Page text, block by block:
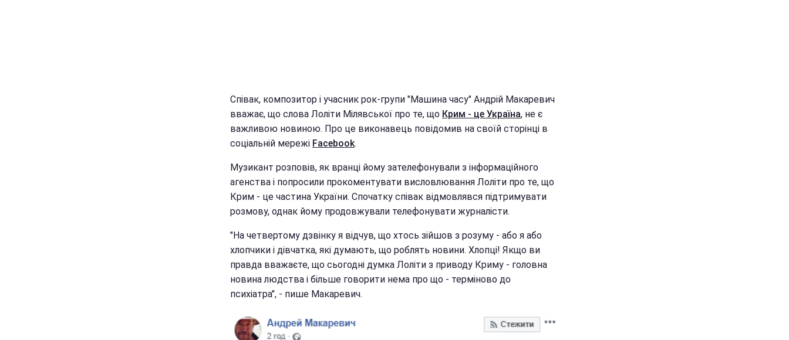
Співак, композитор і учасник рок-групи "Машина часу" Андрій Макаревич
вважає, що слова Лоліти Мілявської про те, що Крим - це Україна, не є
важливою новиною. Про це виконавець повідомив на своїй сторінці в
соціальній мережі Facebook.
Музикант розповів, як вранці йому зателефонували з інформаційного
агенства і попросили прокоментувати висловлювання Лоліти про те, що
Крим - це частина України. Спочатку співак відмовлявся підтримувати
розмову, однак йому продовжували телефонувати журналісти.
"На четвертому дзвінку я відчув, що хтось зійшов з розуму - або я або
хлопчики і дівчатка, які думають, що роблять новини. Хлопці! Якщо ви
правда вважаєте, що сьогодні думка Лоліти з приводу Криму - головна
новина людства і більше говорити нема про що - терміново до
психіатра", - пише Макаревич.